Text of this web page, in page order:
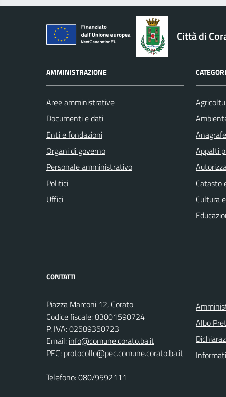
logo Unione Europea
Città di
AMMINISTRAZIONE
Aree amministrative
Documenti e dati
Enti e fondazioni
Organi di governo
Personale amministrativo
Politici
Uffici
Appalti
Catasto
Cultura
CONTATTI
Piazza Marconi 12, Corato
Codice fiscale: 83001590724
P. IVA: 02589350723
Email: info@comune.corato.ba.it
PEC: protocollo@pec.comune.corato.ba.it
Telefono: 080/9592111
Albo